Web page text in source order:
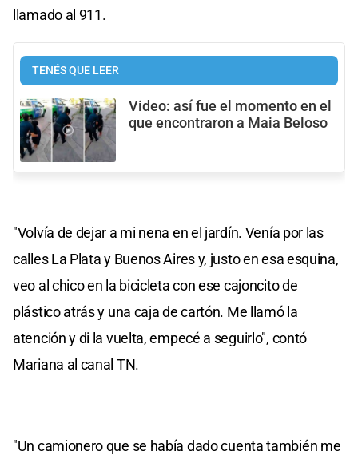
llamado al 911.
TENÉS QUE LEER
Video: así fue el momento en el
que encontraron a Maia Beloso
"Volvía de dejar a mi nena en el jardín. Venía por las
calles La Plata y Buenos Aires y, justo en esa esquina,
veo al chico en la bicicleta con ese cajoncito de
plástico atrás y una caja de cartón. Me llamó la
atención y di la vuelta, empecé a seguirlo", contó
Mariana al canal TN.
"Un camionero que se había dado cuenta también me